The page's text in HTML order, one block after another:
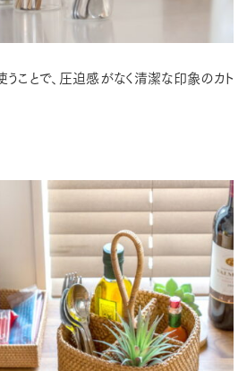
ことで、圧迫感がなく清潔な印象のカト